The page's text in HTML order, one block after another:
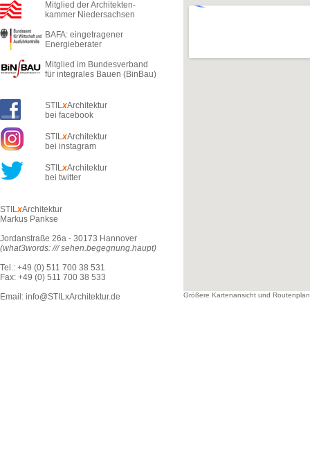
Mitglied der Architekten-
kammer Niedersachsen
Größere Kartenansicht und
BAFA: eingetragener
Energieberater
Mitglied im Bundesverband
für integrales Bauen (BinBau)
STILxArchitektur
bei facebook
STILxArchitektur
bei instagram
STILxArchitektur
bei twitter
STILxArchitektur
Markus Pankse
Jordanstraße 26a - 30173 Hannover
(what3words: /// sehen.begegnung.haupt)
Tel.: +49 (0) 511 700 38 531
Fax: +49 (0) 511 700 38 533
Email: info@STILxArchitektur.de